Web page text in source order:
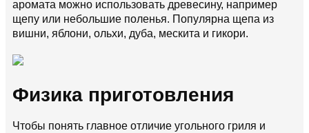
аромата можно использовать древесину, например
щепу или небольшие поленья. Популярна щепа из
вишни, яблони, ольхи, дуба, мескита и гикори.
Физика приготовления
Чтобы понять главное отличие угольного гриля и